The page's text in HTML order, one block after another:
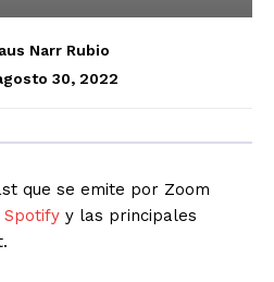
Narr Rubio
30, 2022
que se emite por Zoom
Spotify y las principales